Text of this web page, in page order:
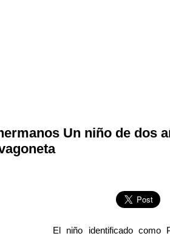
Un niño de dos
El niño identificado como